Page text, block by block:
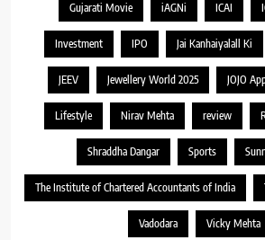
Gujarati Movie iAGNi ICAI
Investment IPO Jai Kanhaiyalall Ki
JEEV Jewellery World 2025 JOJO
Lifestyle Nirav Mehta review
Shraddha Dangar Sports
The Institute of Chartered Accountants of India
Vadodara Vicky Mehta